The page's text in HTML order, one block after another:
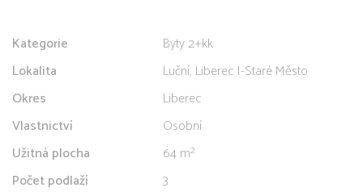
Kategorie
Byty 2+kk
Lokalita
Luční, Liberec I-Staré Město
Okres
Liberec
Vlastnictví
Osobní
Užitná plocha
64 m²
Počet podlaží
3